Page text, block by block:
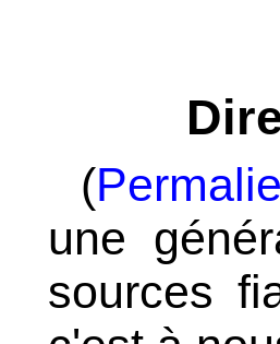
(
une
sources